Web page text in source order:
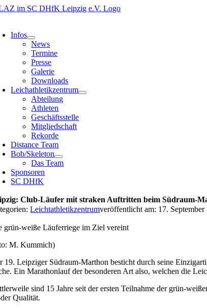
Zum
Infos
News
Termine
Presse
Galerie
Downloads
Leichathletikzentrum
Abteilung
Athleten
Geschäftsstelle
Mitgliedschaft
Rekorde
Distance Team
Bob/Skeleton
Das Team
Sponsoren
SC DHfK
Club-Läufer mit straken Auftritten beim Südraum-
Leichtathletikzentrumveröffentlicht am: 17. September
grün-weiße Läuferriege im Ziel vereint
M. Kummich)
19. Leipziger Südraum-Marthon besticht durch seine
Ein Marathonlauf der besonderen Art also, welchen die
sind 15 Jahre seit der ersten Teilnahme der grün-
Qualität.